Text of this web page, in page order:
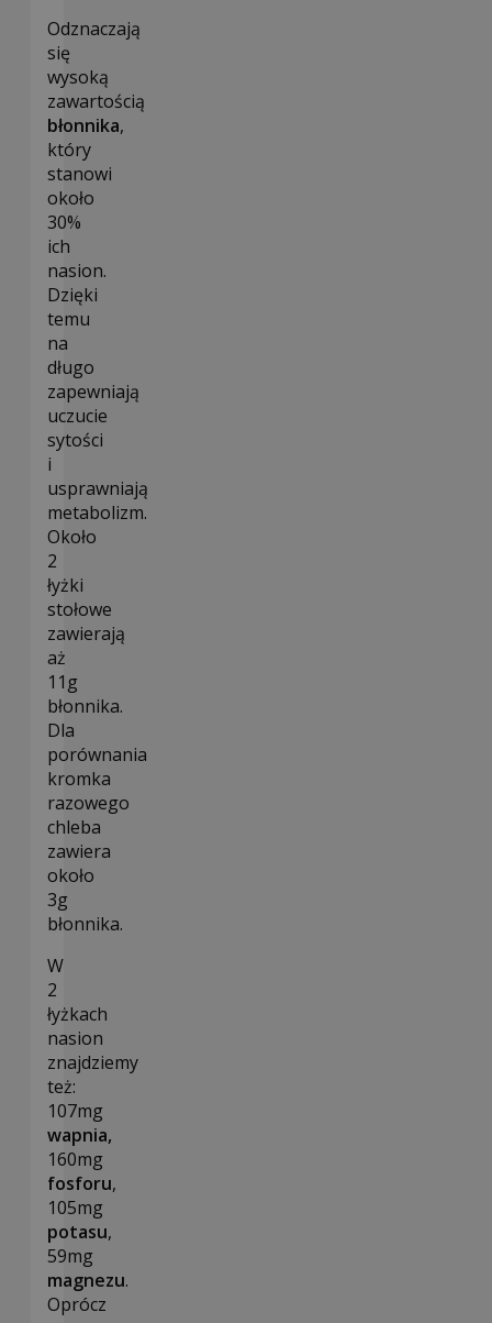
Odznaczają
się
wysoką
zawartością
błonnika,
który
stanowi
około
30%
ich
nasion.
Dzięki
temu
na
długo
zapewniają
uczucie
sytości
i
usprawniają
metabolizm.
Około
2
łyżki
stołowe
zawierają
aż
11g
błonnika.
Dla
porównania
kromka
razowego
chleba
zawiera
około
3g
błonnika.
W
2
łyżkach
nasion
znajdziemy
też:
107mg
wapnia,
160mg
fosforu,
105mg
potasu,
59mg
magnezu.
Oprócz